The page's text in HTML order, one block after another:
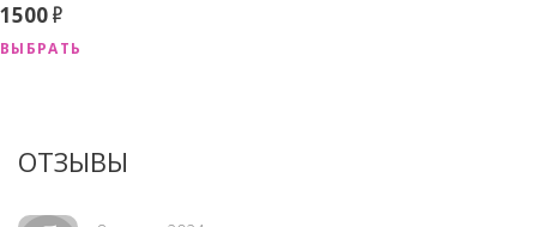
1500 Р
ВЫБРАТЬ
ОТЗЫВЫ